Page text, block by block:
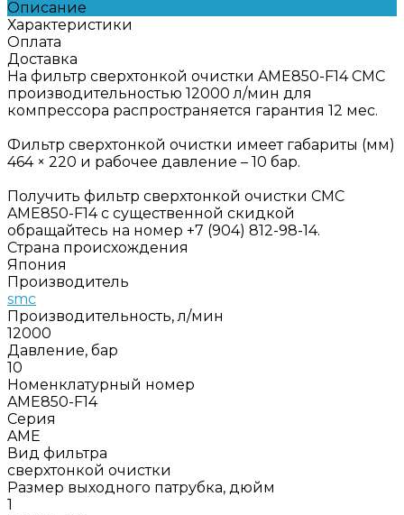
Описание
Характеристики
Оплата
Доставка
На фильтр сверхтонкой очистки AME850-F14 СМС
производительностью 12000 л/мин для
компрессора распространяется гарантия 12 мес.
Фильтр сверхтонкой очистки имеет габариты (мм)
464 × 220 и рабочее давление – 10 бар.
Получить фильтр сверхтонкой очистки СМС
AME850-F14 с существенной скидкой
обращайтесь на номер +7 (904) 812-98-14.
Страна происхождения
Япония
Производитель
smc
Производительность, л/мин
12000
Давление, бар
10
Номенклатурный номер
AME850-F14
Серия
AME
Вид фильтра
сверхтонкой очистки
Размер выходного патрубка, дюйм
1